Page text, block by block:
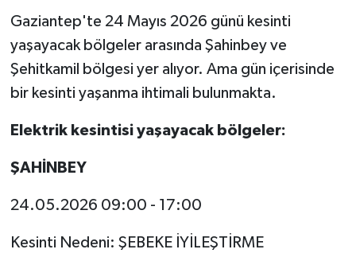
Gaziantep'te 24 Mayıs 2026 günü kesinti
yaşayacak bölgeler arasında Şahinbey ve
Şehitkamil bölgesi yer alıyor. Ama gün içerisinde
bir kesinti yaşanma ihtimali bulunmakta.
Elektrik kesintisi yaşayacak bölgeler:
ŞAHİNBEY
24.05.2026 09:00 - 17:00
Kesinti Nedeni: ŞEBEKE İYİLEŞTİRME
Spor
Teknoloji